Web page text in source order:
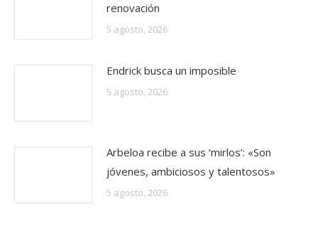
renovación
5 agosto, 2026
Endrick busca un imposible
5 agosto, 2026
Arbeloa recibe a sus ‘mirlos’: «Son
jóvenes, ambiciosos y talentosos»
5 agosto, 2026